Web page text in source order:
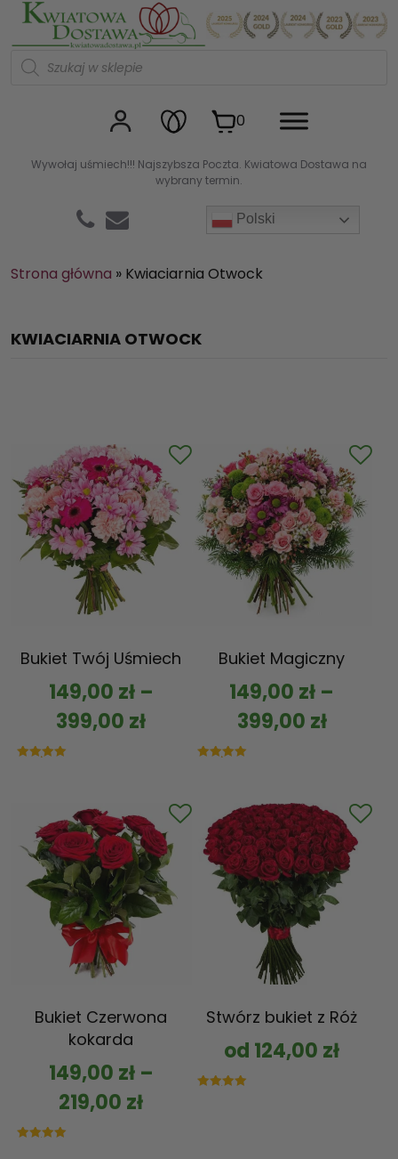
Wywołaj uśmiech!!! Najszybsza Poczta. Kwiatowa Dostawa na
wybrany termin.
Polski
Kwiaciarnia internetowa
W
d
u
w
0
Strona główna » Kwiaciarnia Otwock
KWIACIARNIA OTWOCK
Bukiet Twój Uśmiech
149,00 zł–
399,00 zł
Bukiet Magiczny
149,00 zł –
399,00 zł
Bukiet Czerwona
kokarda
149,00 zł–
219,00 zł
Stwórz bukiet z Róż
od 124,00 zł